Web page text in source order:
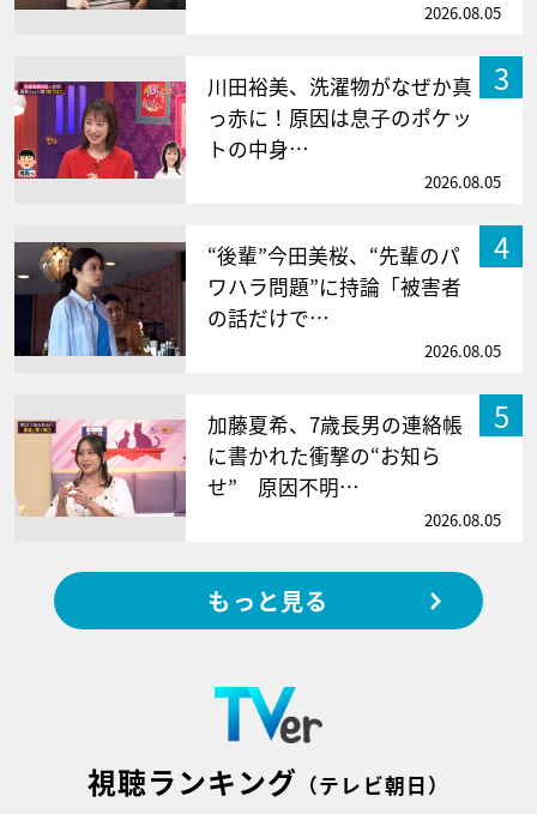
2026.08.05
3
川田裕美、洗濯物がなぜか真
っ赤に！原因は息子のポケッ
トの中身…
2026.08.05
4
“後輩”今田美桜、“先輩のパ
ワハラ問題”に持論「被害者
の話だけで…
2026.08.05
5
加藤夏希、7歳長男の連絡帳
に書かれた衝撃の“お知ら
せ” 原因不明…
2026.08.05
もっと見る
視聴ランキング （テレビ朝日）